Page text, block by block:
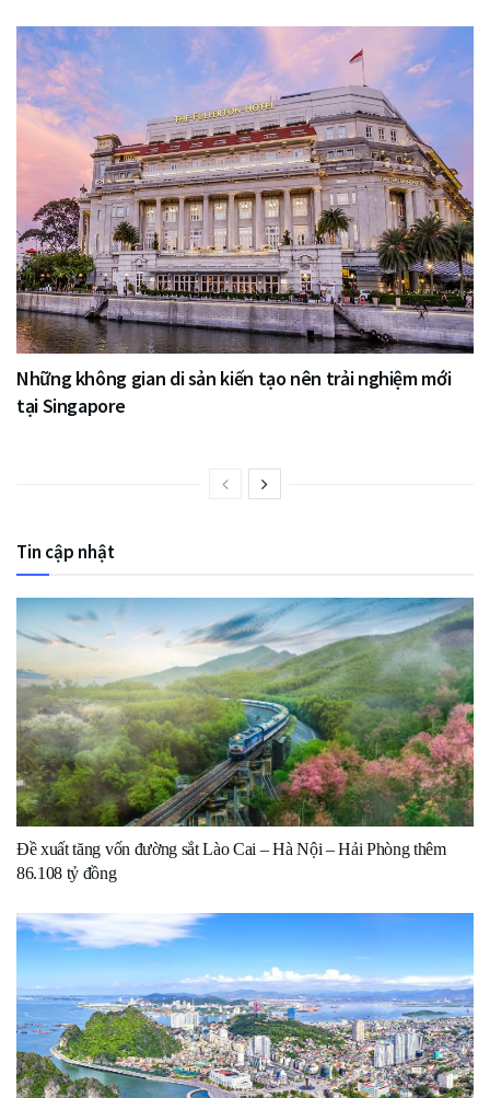
Những không gian di sản kiến tạo nên trải nghiệm mới
tại Singapore
Tin cập nhật
Đề xuất tăng vốn đường sắt Lào Cai – Hà Nội – Hải Phòng thêm
86.108 tỷ đồng